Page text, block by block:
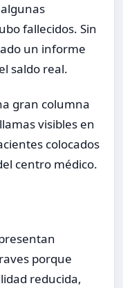
fallecidos. Sin
un informe
saldo real.
gran columna
visibles en
colocados
centro médico.
porque
reducida,